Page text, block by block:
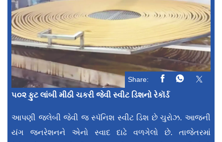
Share:
૫૦૨ ફુટ લાંબી મીઠી ચકરી જેવી સ્વીટ ડિશનો રેકૉર્ડ
આપણી જલેબી જેવી જ સ્પૅનિશ સ્વીટ ડિશ છે ચુરોઝ. આજની
યંગ જનરેશનને એનો સ્વાદ દાઢે વળગેલો છે. તાજેતરમાં